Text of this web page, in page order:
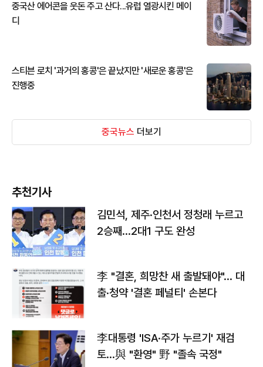
중국산 에어콘을 웃돈 주고 산다...유럽 열광시킨 메이
디
스티븐 로치 '과거의 홍콩'은 끝났지만 '새로운 홍콩'은
진행중
중국뉴스 더보기
추천기사
김민석, 제주·인천서 정청래 누르고
2승째…2대1 구도 완성
李 "결혼, 희망찬 새 출발돼야"… 대
출·청약 '결혼 페널티' 손본다
李대통령 'ISA·주가 누르기' 재검
토…與 "환영" 野 "졸속 국정"